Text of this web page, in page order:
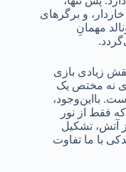
و برگرهای
ایتس»۳از مک‌دونالد مهمانِ
نقش زیادی بازی
نه مختص یک
بااین‌وجود،
فقط از نور
آتش، تشکیل
با ما تفاوت